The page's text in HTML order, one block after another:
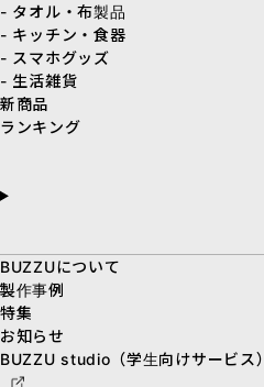
- タオル・布製品
- キッチン・食器
- スマホグッズ
- 生活雑貨
新商品
ランキング
BUZZUについて
製作事例
特集
お知らせ
BUZZU studio（学生向けサービス）